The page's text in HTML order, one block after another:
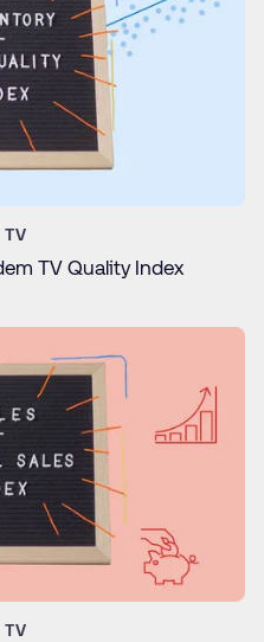
TV
TV Quality Index
TV